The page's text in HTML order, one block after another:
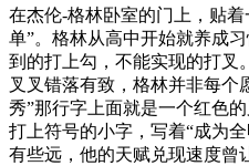
在杰伦-格林卧室的门上，贴
单”。格林从高中开始就养成
到的打上勾，不能实现的打叉
叉叉错落有致，格林并非每个
秀”那行字上面就是一个红色
打上符号的小字，写着“成为
有些远，他的天赋兑现速度曾